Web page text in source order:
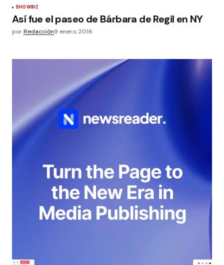
SHOWBIZ
Así fue el paseo de Bárbara de Regil en NY
porRedacción9 enero, 2016